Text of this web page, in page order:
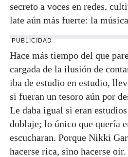
secreto a voces en redes,
late aún más fuerte: la
PUBLICIDAD
Hace más tiempo del que
cargada de la ilusión de
iba de estudio en estudio,
si fueran un tesoro aún por
Le daba igual si eran
doblaje; lo único que quería
escucharan. Porque Nikki
hacerse rica, sino hacerse